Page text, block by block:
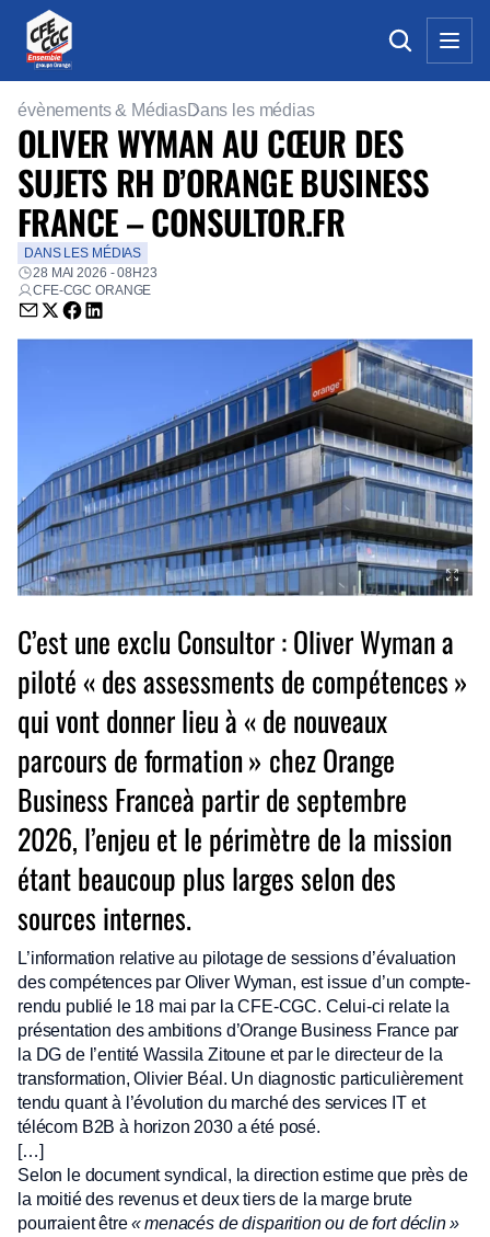
évènements & MédiasDans les médias
OLIVER WYMAN AU CŒUR DES
SUJETS RH D’ORANGE BUSINESS
FRANCE – CONSULTOR.FR
DANS LES MÉDIAS
28 MAI 2026 - 08H23
CFE-CGC ORANGE
Envoyer par email (nouvelle fenêtre)
Partager sur Twitter (nouvelle fenêtre)
Partager sur Facebook (nouvelle fenêtre)
Partager sur LinkedIn (nouvelle fenêtre)
C’est une exclu Consultor: Oliver Wyman a
piloté«des assessments de compétences»
qui vont donner lieu à«de nouveaux
parcours de formation» chez Orange
Business Franceà partir de septembre
2026, l’enjeu et le périmètre de la mission
étant beaucoup plus larges selon des
sources internes.
L’information relative au pilotage de sessions d’évaluation
des compétences par Oliver Wyman, est issue d’un compte-
rendu publié le 18 mai par la CFE-CGC. Celui-ci relate la
présentation des ambitions d’Orange Business France par
la DG de l’entité Wassila Zitoune et par le directeur de la
transformation, Olivier Béal. Un diagnostic particulièrement
tendu quant à l’évolution du marché des services IT et
télécom B2B à horizon 2030 a été posé.
[…]
Selon le document syndical, la direction estime que près de
la moitié des revenus et deux tiers de la marge brute
pourraient être«menacés de disparition ou de fort déclin»